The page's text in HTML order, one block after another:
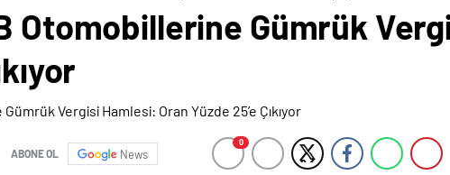
Otomobillerine Gümrük
ABONE OL News
0